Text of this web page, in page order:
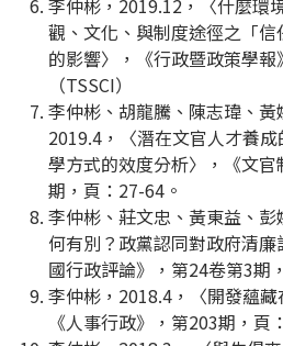
李仲彬，2019.12，〈什麼環
觀、文化、與制度途徑之「
的影響〉，《行政暨政策學報
（TSSCI）
李仲彬、胡龍騰、陳志瑋、黃
2019.4，〈潛在文官人才養
學方式的效度分析〉，《文
期，頁：27-64。
李仲彬、莊文忠、黃東益、
何有別？政黨認同對政府清
國行政評論》，第24卷第3期
李仲彬，2018.4，〈開發蘊藏
《人事行政》，第203期，頁